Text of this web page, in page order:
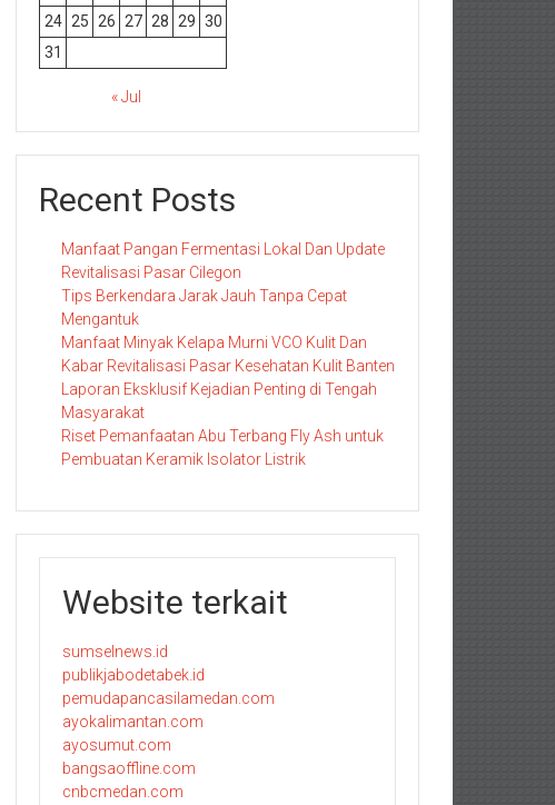
24 25 26 27 28 29 30
31
« Jul
Recent Posts
Manfaat Pangan Fermentasi Lokal Dan Update
Revitalisasi Pasar Cilegon
Tips Berkendara Jarak Jauh Tanpa Cepat
Mengantuk
Manfaat Minyak Kelapa Murni VCO Kulit Dan
Kabar Revitalisasi Pasar Kesehatan Kulit Banten
Laporan Eksklusif Kejadian Penting di Tengah
Masyarakat
Riset Pemanfaatan Abu Terbang Fly Ash untuk
Pembuatan Keramik Isolator Listrik
Website terkait
sumselnews.id
publikjabodetabek.id
pemudapancasilamedan.com
ayokalimantan.com
ayosumut.com
bangsaoffline.com
cnbcmedan.com